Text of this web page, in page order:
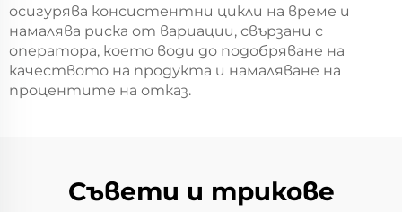
осигурява консистентни цикли на време и
намалява риска от вариации, свързани с
оператора, което води до подобряване на
качеството на продукта и намаляване на
процентите на отказ.
Съвети и трикове